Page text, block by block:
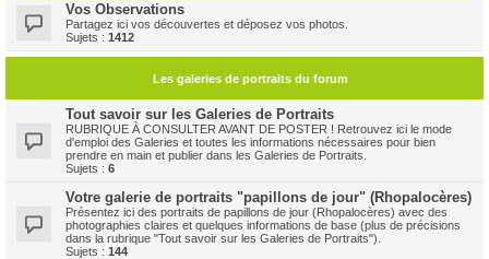
Vos Observations
Partagez ici vos découvertes et déposez vos photos.
Sujets : 1412
Les galeries de portraits du forum
Tout savoir sur les Galeries de Portraits
RUBRIQUE À CONSULTER AVANT DE POSTER ! Retrouvez ici le mode
d'emploi des Galeries et toutes les informations nécessaires pour bien
prendre en main et publier dans les Galeries de Portraits.
Sujets : 6
Votre galerie de portraits "papillons de jour" (Rhopalocères)
Présentez ici des portraits de papillons de jour (Rhopalocères) avec des
photographies claires et quelques informations de base (plus de précisions
dans la rubrique "Tout savoir sur les Galeries de Portraits").
Sujets : 144